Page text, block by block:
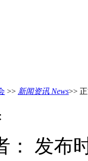
>> 新闻资讯 News>>
：
发布